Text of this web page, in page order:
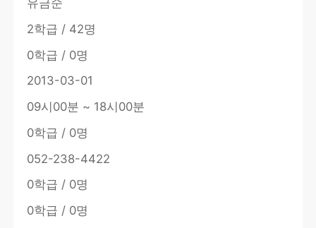
유금순
2학급 / 42명
0학급 / 0명
2013-03-01
09시00분 ~ 18시00분
0학급 / 0명
052-238-4422
0학급 / 0명
0학급 / 0명